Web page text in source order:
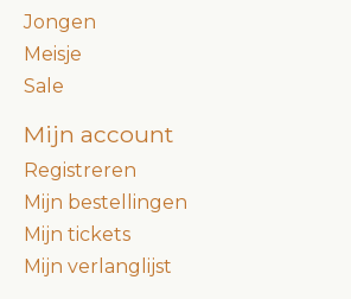
Jongen
Meisje
Sale
Mijn account
Registreren
Mijn bestellingen
Mijn tickets
Mijn verlanglijst